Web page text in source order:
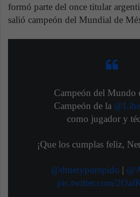
formó parte del once titular
salió campeón del Mundial de
Campeón del Mundo
Campeón de la
como jugador y
¡Que los cumplas feliz,
@dtnerypumpido |
pic.twitter.com/